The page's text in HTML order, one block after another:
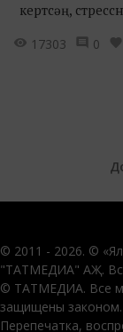
кертсәң,
17303
0
© 2011 - 2026. ©
"ТАТМЕДИА" АҖ.
© ТАТМЕДИА. Все
защищены законом.
Перепечатка,